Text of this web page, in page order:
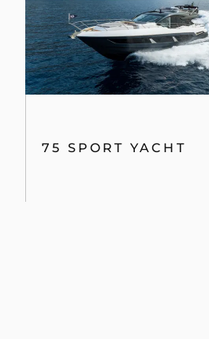
75 SPORT YACHT